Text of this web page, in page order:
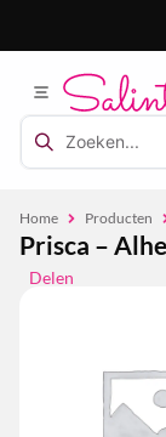
Home Producten
Prisca –
Delen